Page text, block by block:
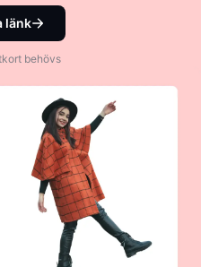
länk
behövs